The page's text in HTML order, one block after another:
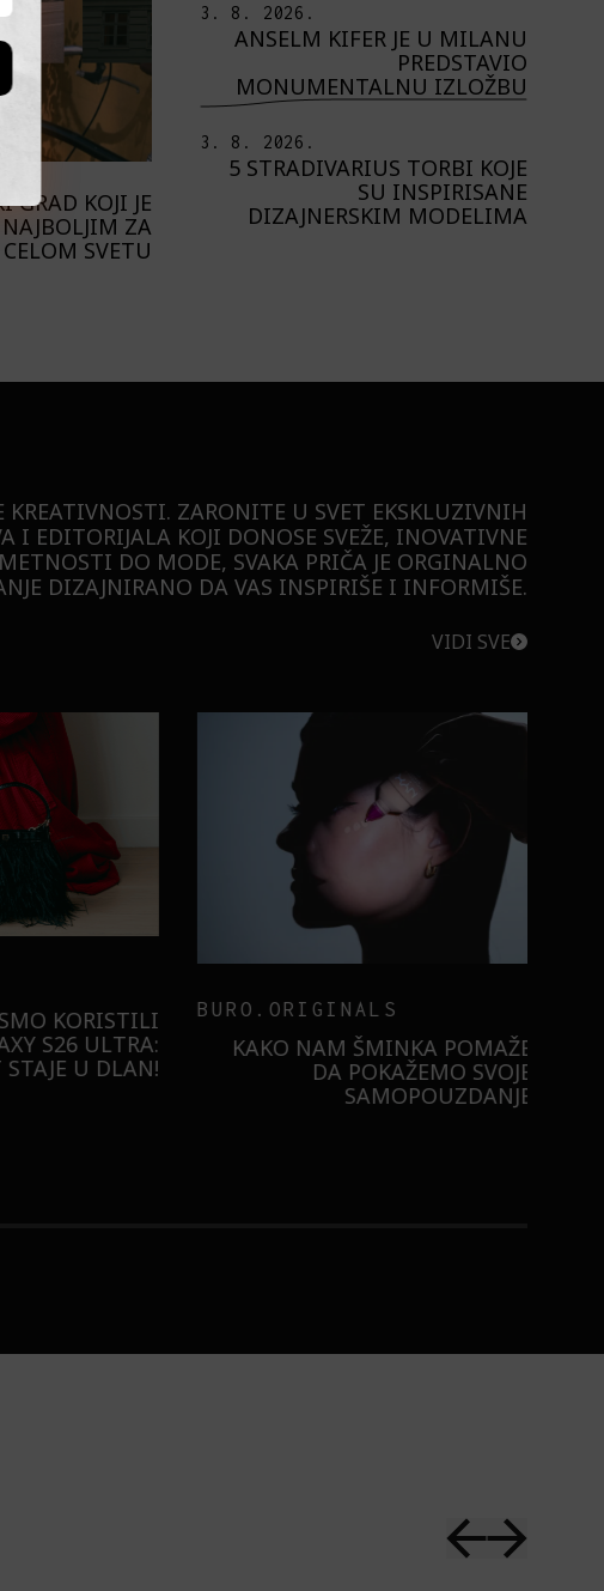
GRAD KOJI JE
ZA
SVETU
3. 8. 2026.
ANSELM KIFER JE U MILANU
PREDSTAVIO
MONUMENTALNU IZLOŽBU
3. 8. 2026.
5 STRADIVARIUS TORBI KOJE
SU INSPIRISANE
DIZAJNERSKIM MODELIMA
KREATIVNOSTI. ZARONITE U SVET EKSKLUZIVNIH
I EDITORIJALA KOJI DONOSE SVEŽE, INOVATIVNE
DO MODE, SVAKA PRIČA JE ORGINALNO
DIZAJNIRANO DA VAS INSPIRIŠE I INFORMIŠE.
VIDI SVE
KORISTILI
S26 ULTRA:
U DLAN!
BURO.ORIGINALS
KAKO NAM ŠMINKA POMAŽE
DA POKAŽEMO SVOJE
SAMOPOUZDANJE